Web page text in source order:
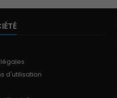
d'utilisation